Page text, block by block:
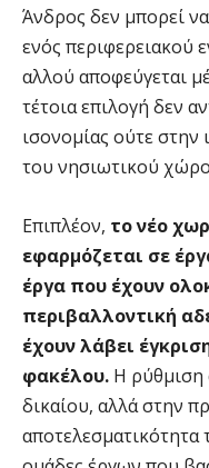
Άνδρος δεν μπορεί
ενός περιφερειακού
αλλού αποφεύγεται
τέτοια επιλογή δεν
ισονομίας ούτε στην
του νησιωτικού
Επιπλέον, το νέο
εφαρμόζεται σε
έργα που έχουν
περιβαλλοντική
έχουν λάβει
φακέλου. Η ρύθμιση
δικαίου, αλλά στην
αποτελεσματικότητα